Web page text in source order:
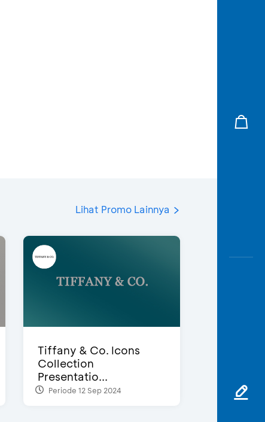
Lihat Promo Lainnya
Tiffany & Co. Icons
Collection
Presentatio...
Periode 12 Sep 2024